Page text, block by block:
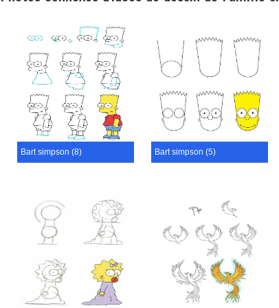
Bart simpson (8) Bart simpson (5)